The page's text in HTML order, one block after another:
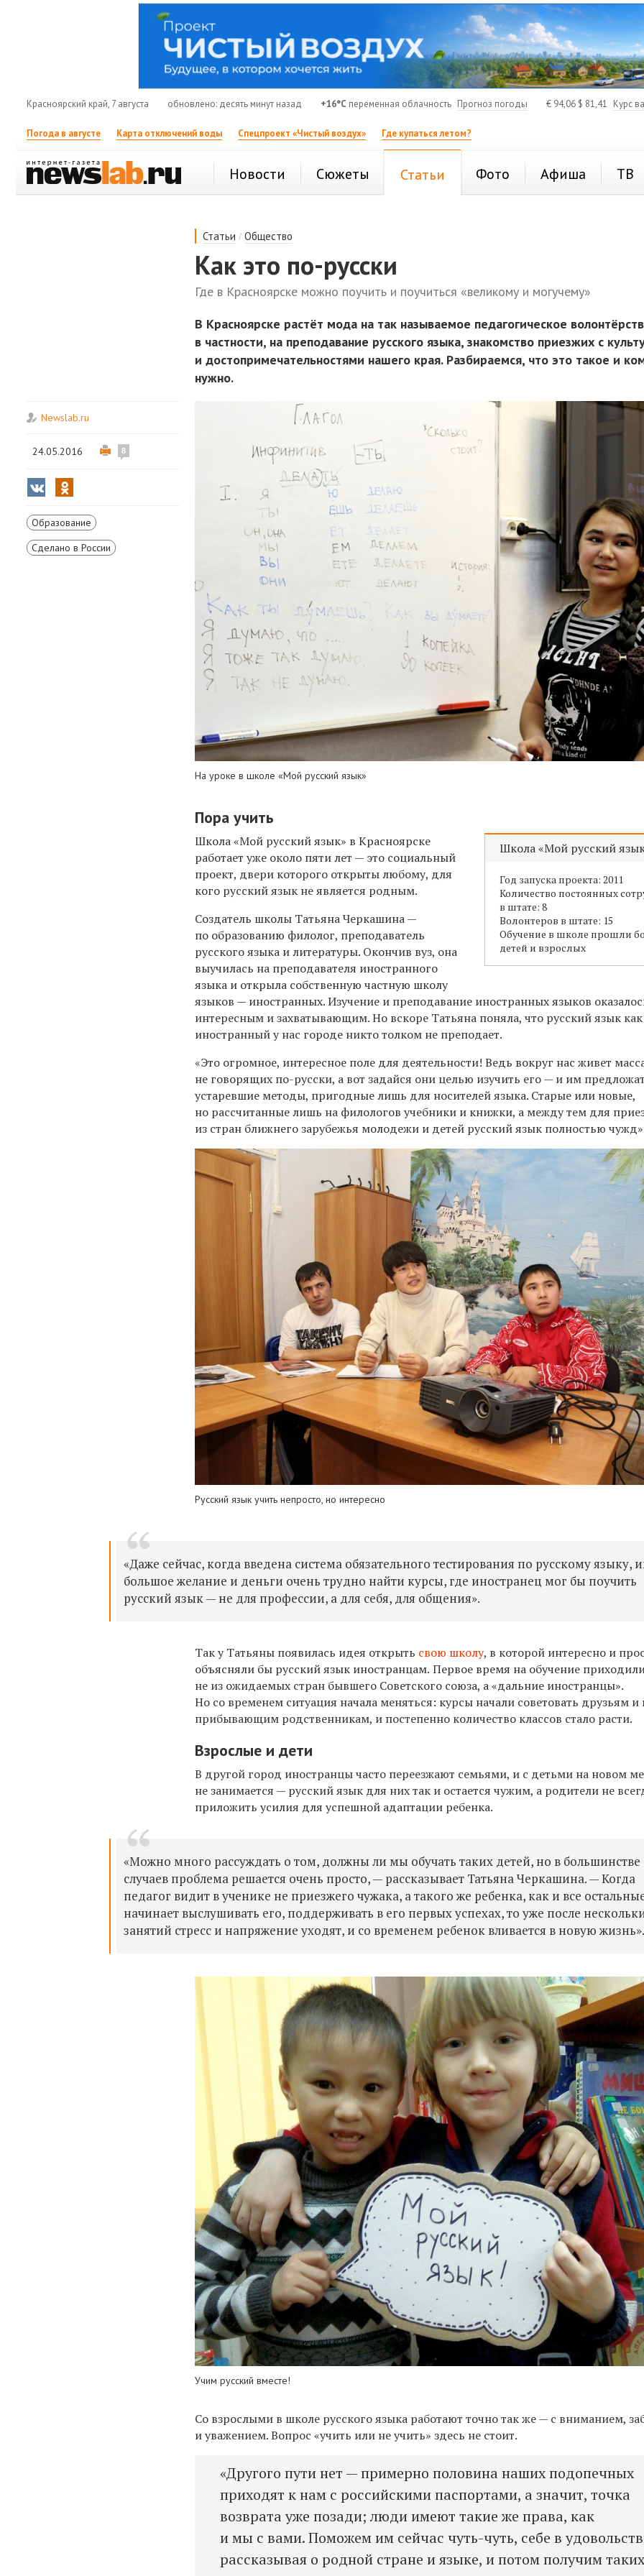
Красноярский край, 7 августа обновлено: десять минут назад +16°C переменная облачность Прогноз погоды € 94,06 $ 81,41 Курс
Погода в августе Карта отключений воды Спецпроект «Чистый воздух» Где купаться летом?
Новости Сюжеты Статьи Фото Афиша ТВ
Статьи /Общество
Как это по-русски
Где в Красноярске можно поучить и поучиться «великому и могучему»
В Красноярске растёт мода на так называемое педагогическое
в частности, на преподавание русского языка, знакомство приезжих с
и достопримечательностями нашего края. Разбираемся, что это такое и
нужно.
Newslab.ru
24.05.2016 8
Образование
Сделано в России
На уроке в школе «Мой русский язык»
Пора учить
Школа «Мой русский
Год запуска проекта: 2011
Количество постоянных
в штате: 8
Волонтеров в штате: 15
Обучение в школе прошли
детей и взрослых
Школа «Мой русский язык» в Красноярске
работает уже около пяти лет — это социальный
проект, двери которого открыты любому, для
кого русский язык не является родным.
Создатель школы Татьяна Черкашина —
по образованию филолог, преподаватель
русского языка и литературы. Окончив вуз, она
выучилась на преподавателя иностранного
языка и открыла собственную частную школу
языков — иностранных.Изучение и преподавание иностранных языков
интересным и захватывающим. Но вскоре Татьяна поняла, что русский язык как
иностранный у нас городе никто толком не преподает.
«Это огромное, интересное поле для деятельности! Ведь вокруг нас живет
не говорящих по-русски, а вот задайся они целью изучить его — и им
устаревшие методы, пригодные лишь для носителей языка. Старые или новые,
но рассчитанные лишь на филологов учебники и книжки, а между тем для
из стран ближнего зарубежья молодежи и детей русский язык полностью
Русский язык учить непросто, но интересно
«Даже сейчас, когда введена система обязательного тестирования по русскому языку,
большое желание и деньги очень трудно найти курсы, где иностранец мог бы поучить
русский язык — не для профессии, а для себя, для общения».
Так у Татьяны появилась идея открыть свою школу, в которой интересно и
объясняли бы русский язык иностранцам. Первое время на обучение
не из ожидаемых стран бывшего Советского союза, а «дальние иностранцы».
Но со временем ситуация начала меняться: курсы начали советовать друзьям и
прибывающим родственникам, и постепенно количество классов стало расти.
Взрослые и дети
В другой город иностранцы часто переезжают семьями, и с детьми на новом
не занимается — русскийязык для них так и остается чужим, а родители не
приложить усилия для успешной адаптации ребенка.
«Можно много рассуждать о том, должны ли мы обучать таких детей, но в большинстве
случаев проблема решается очень просто, — рассказывает Татьяна Черкашина.— Когда
педагог видит в ученике не приезжего чужака, а такого же ребенка, как и все
начинает выслушивать его, поддерживать в его первых успехах, то уже после
занятий стресс и напряжение уходят, и со временем ребенок вливается в новую
Учим русский вместе!
Со взрослыми в школе русского языка работают точно так же — с вниманием,
и уважением. Вопрос «учить или не учить» здесь не стоит.
«Другого пути нет — примерно половина наших подопечных
приходят к нам с российскими паспортами, а значит, точка
возврата уже позади; люди имеют такие же права, как
и мы с вами. Поможем им сейчас чуть-чуть, себе в
рассказывая о родной стране и языке, и потом получим